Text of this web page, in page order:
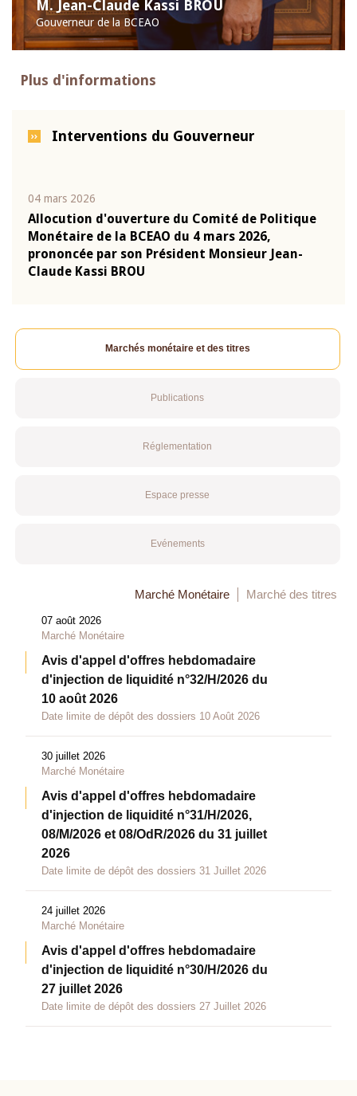
M. Jean-Claude Kassi BROU
Gouverneur de la BCEAO
Plus d'informations
Interventions du Gouverneur
04 mars 2026
Allocution d'ouverture du Comité de Politique
Monétaire de la BCEAO du 4 mars 2026,
prononcée par son Président Monsieur Jean-
Claude Kassi BROU
Marchés monétaire et des titres
Publications
Réglementation
Espace presse
Evénements
Marché Monétaire Marché des titres
07 août 2026
Marché Monétaire
Avis d'appel d'offres hebdomadaire
d'injection de liquidité n°32/H/2026 du
10 août 2026
Date limite de dépôt des dossiers 10 Août 2026
30 juillet 2026
Marché Monétaire
Avis d'appel d'offres hebdomadaire
d'injection de liquidité n°31/H/2026,
08/M/2026 et 08/OdR/2026 du 31 juillet
2026
Date limite de dépôt des dossiers 31 Juillet 2026
24 juillet 2026
Marché Monétaire
Avis d'appel d'offres hebdomadaire
d'injection de liquidité n°30/H/2026 du
27 juillet 2026
Date limite de dépôt des dossiers 27 Juillet 2026